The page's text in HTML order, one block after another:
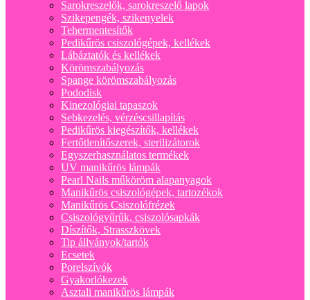
Sarokreszelők, sarokreszelő lapok
Szikepengék, szikenyelek
Tehermentesítők
Pedikűrös csiszológépek, kellékek
Lábáztatók és kellékek
Körömszabályozás
Spange körömszabályozás
Pododisk
Kinezológiai tapaszok
Sebkezelés, vérzéscsillapítás
Pedikűrös kiegészítők, kellékek
Fertőtlenítőszerek, sterilizátorok
Egyszerhasználatos termékek
UV manikűrös lámpák
Pearl Nails műköröm alapanyagok
Manikűrös csiszológépek, tartozékok
Manikűrös Csiszolófrézek
Csiszológyűrűk, csiszolósapkák
Díszítők, Strasszkövek
Tip állványok/tartók
Ecsetek
Porelszívók
Gyakorlókezek
Asztali manikűrös lámpák